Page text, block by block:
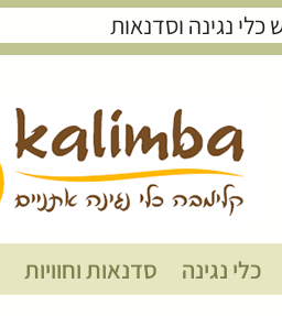
אוקרינה מקצועית טנור 10 תווים
כלי נגינה סדנאות וחוויות